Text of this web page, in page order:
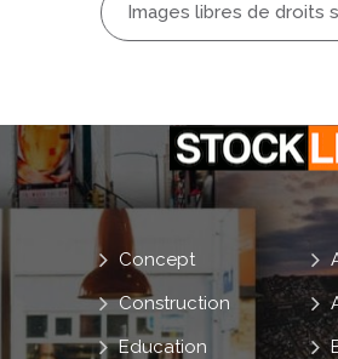
Images libres de droits
Concept
Construction
Education